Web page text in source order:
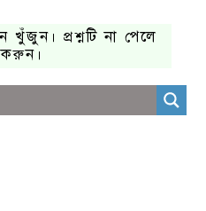
খুঁজুন। প্রশ্নটি না পেলে
করুন।